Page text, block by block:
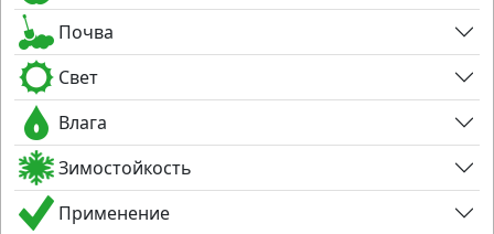
Почва
Свет
Влага
Зимостойкость
Применение